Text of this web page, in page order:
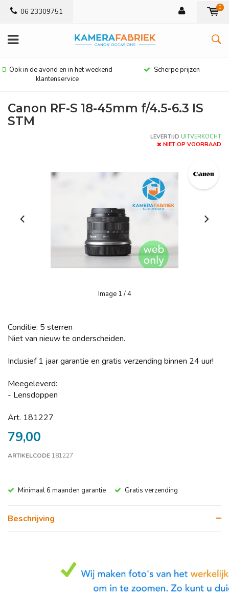
06 23309751 0
Ook in de avond en in het weekend
klantenservice
Scherpe prijzen
Canon RF-S 18-45mm f/4.5-6.3 IS
STM
LEVERTIJD UITVERKOCHT
NIET OP VOORRAAD
Image 1 / 4
Conditie: 5 sterren
Niet van nieuw te onderscheiden.
Inclusief 1 jaar garantie en gratis verzending binnen 24 uur!
Meegeleverd:
- Lensdoppen
Art. 181227
79,00
ARTIKELCODE 181227
Minimaal 6 maanden garantie Gratis verzending
Beschrijving